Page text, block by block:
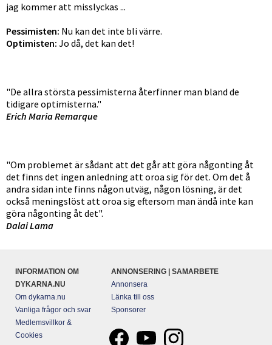
jag kommer att misslyckas ...
Pessimisten: Nu kan det inte bli värre.
Optimisten: Jo då, det kan det!
"De allra största pessimisterna återfinner man bland de
tidigare optimisterna."
Erich Maria Remarque
"Om problemet är sådant att det går att göra någonting åt
det finns det ingen anledning att oroa sig för det. Om det å
andra sidan inte finns någon utväg, någon lösning, är det
också meningslöst att oroa sig eftersom man ändå inte kan
göra någonting åt det".
Dalai Lama
INFORMATION OM
DYKARNA.NU
Om dykarna.nu
Vanliga frågor och svar
Medlemsvillkor &
Cookies
ANNONSERING | SAMARBETE
Annonsera
Länka till oss
Sponsorer